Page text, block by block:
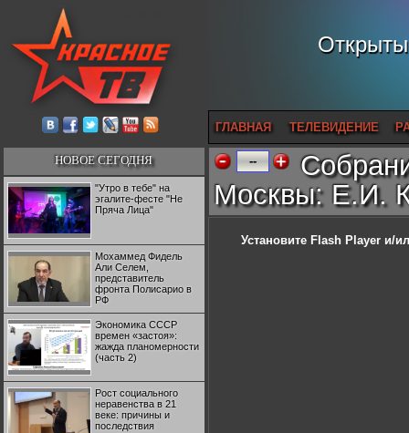
ГЛАВНАЯ ТЕЛЕВИДЕНИЕ
НОВОЕ СЕГОДНЯ
"Утро в тебе" на
эгалите-фесте "Не
Пряча Лица"
Мохаммед Фидель
Али Селем,
представитель
фронта Полисарио в
РФ
Экономика СССР
времен «застоя»:
жажда планомерности
(часть 2)
Рост социального
неравенства в 21
веке: причины и
последствия
--
Москвы: Е.И.
Установите Flash Player и/